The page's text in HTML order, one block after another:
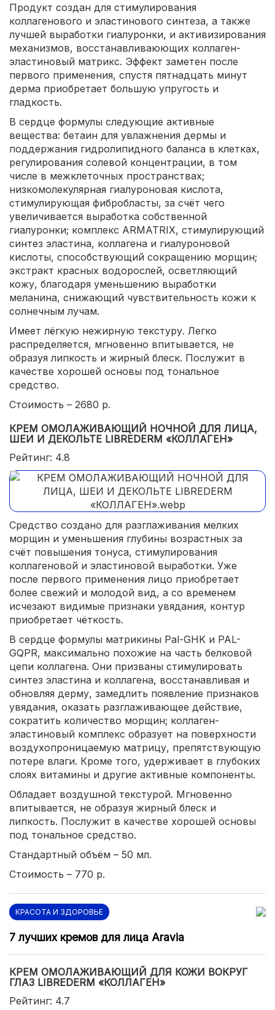
Продукт создан для стимулирования
коллагенового и эластинового синтеза, а также
лучшей выработки гиалуронки, и активизирования
механизмов, восстанавливаюющих коллаген-
эластиновый матрикс. Эффект заметен после
первого применения, спустя пятнадцать минут
дерма приобретает большую упругость и
гладкость.
В сердце формулы следующие активные
вещества: бетаин для увлажнения дермы и
поддержания гидролипидного баланса в клетках,
регулирования солевой концентрации, в том
числе в межклеточных пространствах;
низкомолекулярная гиалуроновая кислота,
стимулирующая фибробласты, за счёт чего
увеличивается выработка собственной
гиалуронки; комплекс ARMATRIX, стимулирующий
синтез эластина, коллагена и гиалуроновой
кислоты, способствующий сокращению морщин;
экстракт красных водорослей, осветляющий
кожу, благодаря уменьшению выработки
меланина, снижающий чувствительность кожи к
солнечным лучам.
Имеет лёгкую нежирную текстуру. Легко
распределяется, мгновенно впитывается, не
образуя липкость и жирный блеск. Послужит в
качестве хорошей основы под тональное
средство.
Стоимость – 2680 р.
КРЕМ ОМОЛАЖИВАЮЩИЙ НОЧНОЙ ДЛЯ ЛИЦА,
ШЕИ И ДЕКОЛЬТЕ LIBREDERM «КОЛЛАГЕН»
Рейтинг: 4.8
Средство создано для разглаживания мелких
морщин и уменьшения глубины возрастных за
счёт повышения тонуса, стимулирования
коллагеновой и эластиновой выработки. Уже
после первого применения лицо приобретает
более свежий и молодой вид, а со временем
исчезают видимые признаки увядания, контур
приобретает чёткость.
В сердце формулы матрикины Pal-GHK и PAL-
GQPR, максимально похожие на часть белковой
цепи коллагена. Они призваны стимулировать
синтез эластина и коллагена, восстанавливая и
обновляя дерму, замедлить появление признаков
увядания, оказать разглаживающее действие,
сократить количество морщин; коллаген-
эластиновый комплекс образует на поверхности
воздухопроницаемую матрицу, препятствующую
потере влаги. Кроме того, удерживает в глубоких
слоях витамины и другие активные компоненты.
Обладает воздушной текстурой. Мгновенно
впитывается, не образуя жирный блеск и
липкость. Послужит в качестве хорошей основы
под тональное средство.
Стандартный объём – 50 мл.
Стоимость – 770 р.
КРАСОТА И ЗДОРОВЬЕ
7 лучших кремов для лица Aravia
КРЕМ ОМОЛАЖИВАЮЩИЙ ДЛЯ КОЖИ ВОКРУГ
ГЛАЗ LIBREDERM «КОЛЛАГЕН»
Рейтинг: 4.7